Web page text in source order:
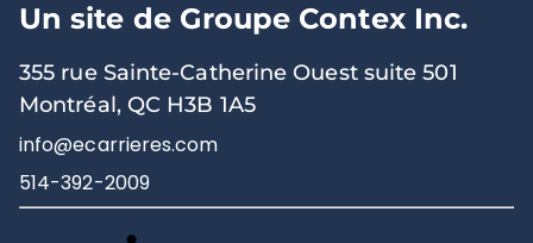
Un site de Groupe Contex Inc.
355 rue Sainte-Catherine Ouest suite 501
Montréal, QC H3B 1A5
info@ecarrieres.com
514-392-2009